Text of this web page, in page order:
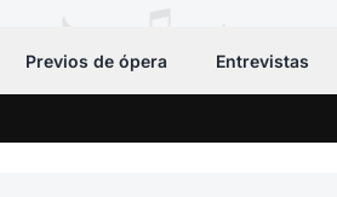
Previos de ópera Entrevistas